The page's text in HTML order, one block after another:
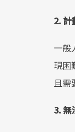
2. 計
一般
現困
且需
3. 無